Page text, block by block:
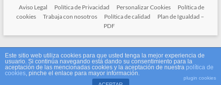
Aviso Legal Política de Privacidad Personalizar Cookies
Política de
cookies
Trabaja con nosotros Política de calidad
Plan de Igualdad –
PDF
Este sitio web utiliza cookies para que usted tenga la mejor experiencia de
usuario. Si continúa navegando está dando su consentimiento para la
aceptación de las mencionadas cookies y la aceptación de nuestra política de
cookies, pinche el enlace para mayor información.
plugin cookies